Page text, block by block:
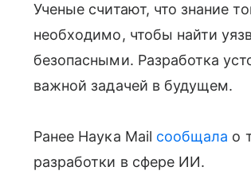
Ученые считают, что знание
необходимо, чтобы найти
безопасными. Разработка
важной задачей в будущем.
Ранее Наука Mail сообщала о
разработки в сфере ИИ.